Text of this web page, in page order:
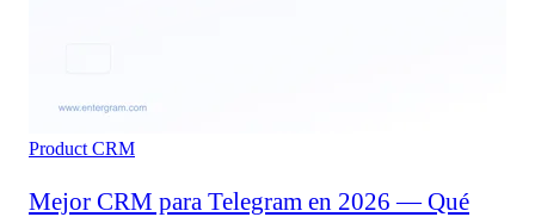
Product CRM
Mejor CRM para Telegram en 2026 — Qué